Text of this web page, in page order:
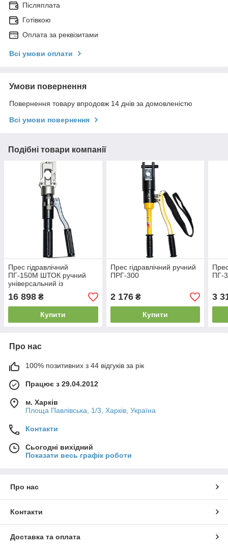
Післяплата
Готівкою
Оплата за реквізитами
Всі умови оплати
Умови повернення
Повернення товару впродовж 14 днів за домовленістю
Всі умови повернення
Подібні товари компанії
Прес гідравлічний
ПГ-150М ШТОК ручний
універсальний із
запобіжним клапаном
16 898 ₴
Купити
Прес гідравлічний ручний
ПРГ-300
2 176₴
Купити
ПГ-
3
Про нас
100% позитивних з 44 відгуків за рік
Працює з 29.04.2012
м. Харків
Площа Павлівська, 1/3, Харків, Україна
Контакти
Сьогодні вихідний
Показати весь графік роботи
Про нас
Контакти
Доставка та оплата